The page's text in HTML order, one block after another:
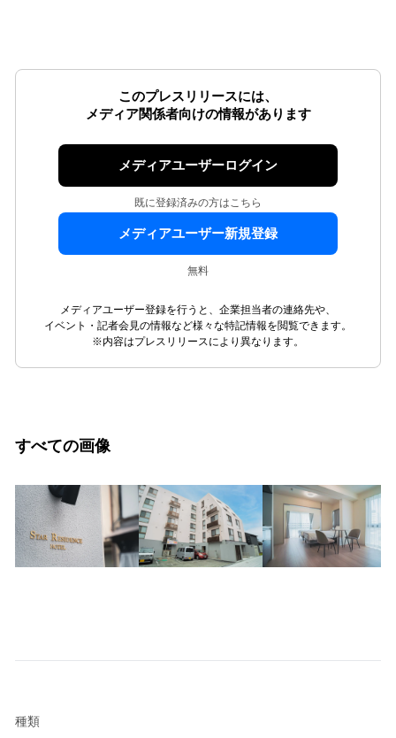
このプレスリリースには、
メディア関係者向けの情報があります
メディアユーザーログイン
既に登録済みの方はこちら
メディアユーザー新規登録
無料
メディアユーザー登録を行うと、企業担当者の連絡先や、
イベント・記者会見の情報など様々な特記情報を閲覧できます。
※内容はプレスリリースにより異なります。
すべての画像
種類